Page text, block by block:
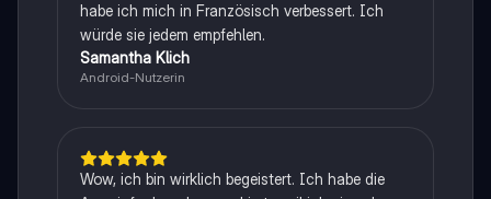
habe ich mich in Französisch verbessert. Ich
würde sie jedem empfehlen.
Samantha Klich
Android-Nutzerin
Wow, ich bin wirklich begeistert. Ich habe die